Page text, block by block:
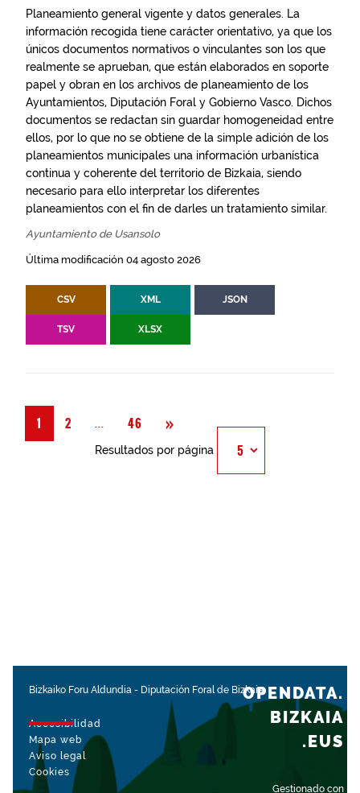
Planeamiento general vigente y datos generales. La
información recogida tiene carácter orientativo, ya que los
únicos documentos normativos o vinculantes son los que
realmente se aprueban, que están elaborados en soporte
papel y obran en los archivos de planeamiento de los
Ayuntamientos, Diputación Foral y Gobierno Vasco. Dichos
documentos se redactan sin guardar homogeneidad entre
ellos, por lo que no se obtiene de la simple adición de los
planeamientos municipales una información urbanística
continua y coherente del territorio de Bizkaia, siendo
necesario para ello interpretar los diferentes
planeamientos con el fin de darles un tratamiento similar.
Ayuntamiento de Usansolo
Última modificación 04 agosto 2026
CSV XML JSON
TSV XLSX
1 2 Página
... 46 » Siguiente
Resultados por página
Bizkaiko Foru Aldundia - Diputación Foral de Bizkaia
Accesibilidad
Mapa web
Aviso legal
Cookies
Gestionado con
OPENDATA.
BIZKAIA
.EUS